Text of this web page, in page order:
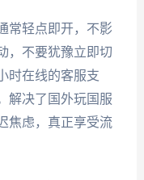
常轻点即开，不影
，不要犹豫立即切
时在线的客服支
解决了国外玩国服
焦虑，真正享受流